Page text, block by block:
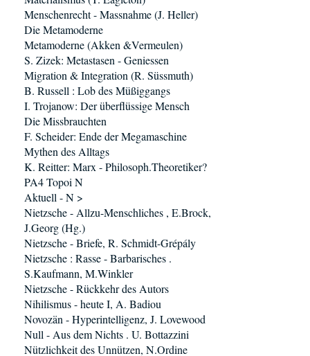
Menschenrecht - Massnahme (J. Heller)
Die Metamoderne
Metamoderne (Akken &Vermeulen)
S. Zizek: Metastasen - Geniessen
Migration & Integration (R. Süssmuth)
B. Russell : Lob des Müßiggangs
I. Trojanow: Der überflüssige Mensch
Die Missbrauchten
F. Scheider: Ende der Megamaschine
Mythen des Alltags
K. Reitter: Marx - Philosoph.Theoretiker?
PA4 Topoi N
Aktuell - N >
Nietzsche - Allzu-Menschliches , E.Brock,
J.Georg (Hg.)
Nietzsche - Briefe, R. Schmidt-Grépály
Nietzsche : Rasse - Barbarisches .
S.Kaufmann, M.Winkler
Nietzsche - Rückkehr des Autors
Nihilismus - heute I, A. Badiou
Novozän - Hyperintelligenz, J. Lovewood
Null - Aus dem Nichts . U. Bottazzini
Nützlichkeit des Unnützen, N.Ordine